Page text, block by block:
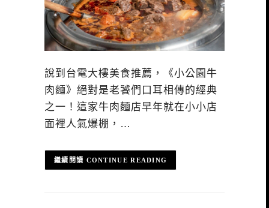
說到台電大樓美食推薦，《小公園牛
肉麵》絕對是老饕們口耳相傳的經典
之一！這家牛肉麵店早年就在小小店
面裡人氣爆棚，…
CONTINUE READING